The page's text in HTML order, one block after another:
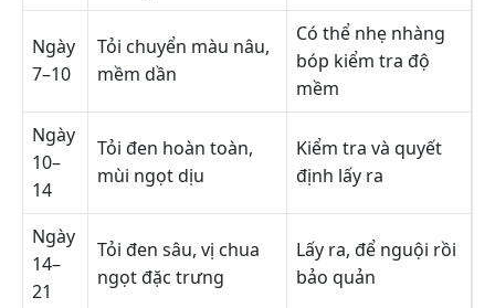
Ngày
7–10
Tỏi chuyển màu nâu,
mềm dần
Có thể nhẹ nhàng
bóp kiểm tra độ
mềm
Ngày
10–
14
Tỏi đen hoàn toàn,
mùi ngọt dịu
Kiểm tra và quyết
định lấy ra
Ngày
14–
21
Tỏi đen sâu, vị chua
ngọt đặc trưng
Lấy ra, để nguội rồi
bảo quản